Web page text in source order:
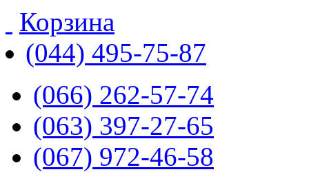
Корзина
(044) 495-75-87
(066) 262-57-74
(063) 397-27-65
(067) 972-46-58